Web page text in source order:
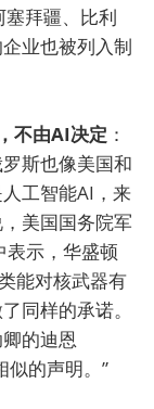
拜疆、比利
业也被列入制
不由AI决定 ：
斯也像美国和
工智能AI，来
美国国务院军
表示，华盛顿
能对核武器有
同样的承诺。
的迪恩
似的声明。”